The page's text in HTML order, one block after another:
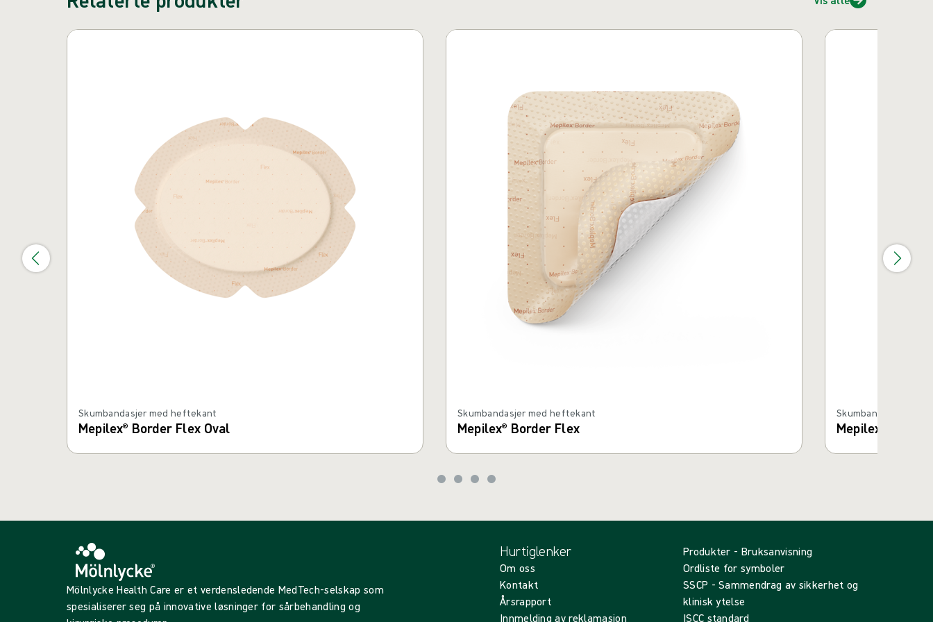
Skumbandasjer med heftekant
Mepilex® Border Flex Oval
Skumbandasjer med heftekant
Mepilex® Border Flex
Skumbandasjer
Mepilex®
Mölnlycke Health Care er et verdensledende MedTech-selskap som
spesialiserer seg på innovative løsninger for sårbehandling og
Hurtiglenker
Om oss
Kontakt
Årsrapport
Innmelding av reklamasjon
Produkter - Bruksanvisning
Ordliste for symboler
SSCP - Sammendrag av sikkerhet og
klinisk ytelse
ISCC standard